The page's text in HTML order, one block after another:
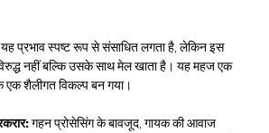
यह प्रभाव स्पष्ट रूप से संसाधित लगता है, लेकिन इस
नहीं बल्कि उसके साथ मेल खाता है। यह महज एक
एक शैलीगत विकल्प बन गया।
गहन प्रोसेसिंग के बावजूद, गायक की आवाज